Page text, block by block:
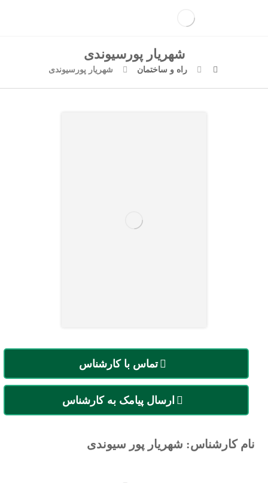
شهریار پورسیوندی
راه و ساختمان شهریار پورسیوندی
تماس با کارشناس
ارسال پیامک به کارشناس
نام کارشناس: شهریار پور سیوندی